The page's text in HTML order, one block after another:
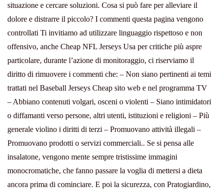
situazione e cercare soluzioni. Cosa si può fare per alleviare il
dolore e distrarre il piccolo? I commenti questa pagina vengono
controllati Ti invitiamo ad utilizzare linguaggio rispettoso e non
offensivo, anche Cheap NFL Jerseys Usa per critiche più aspre
particolare, durante l’azione di monitoraggio, ci riserviamo il
diritto di rimuovere i commenti che: – Non siano pertinenti ai temi
trattati nel Baseball Jerseys Cheap sito web e nel programma TV
– Abbiano contenuti volgari, osceni o violenti – Siano intimidatori
o diffamanti verso persone, altri utenti, istituzioni e religioni – Più
generale violino i diritti di terzi – Promuovano attività illegali –
Promuovano prodotti o servizi commerciali.. Se si pensa alle
insalatone, vengono mente sempre tristissime immagini
monocromatiche, che fanno passare la voglia di mettersi a dieta
ancora prima di cominciare. E poi la sicurezza, con Pratogiardino,